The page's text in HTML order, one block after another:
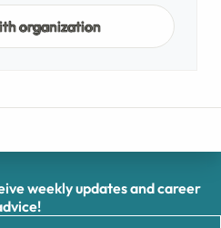
organization
weekly updates and career